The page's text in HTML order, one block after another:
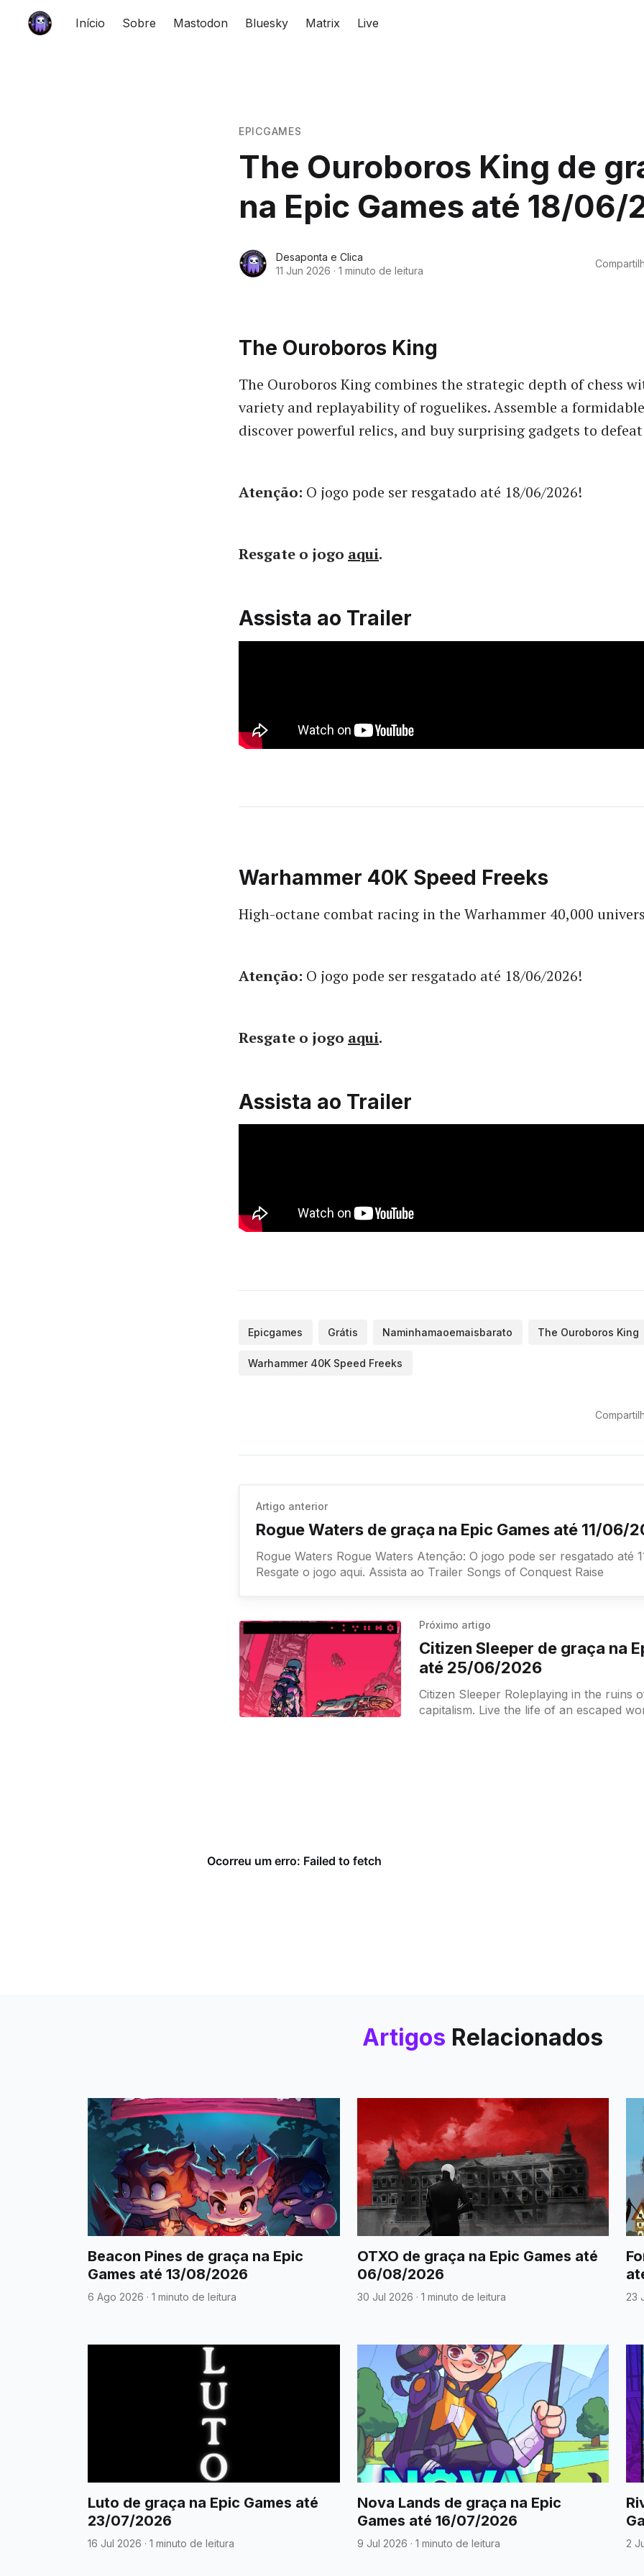
Início Sobre Mastodon Bluesky Matrix Live
EPICGAMES
The Ouroboros King de
na Epic Games até 18/06/
Desaponta e Clica
11 Jun 2026 · 1 minuto de leitura
The Ouroboros King
The Ouroboros King combines the strategic depth of chess
variety and replayability of roguelikes. Assemble a
discover powerful relics, and buy surprising gadgets to
Atenção: O jogo pode ser resgatado até 18/06/2026!
Resgate o jogo aqui.
Assista ao Trailer
Warhammer 40K Speed Freeks
High-octane combat racing in the Warhammer 40,000
Atenção: O jogo pode ser resgatado até 18/06/2026!
Resgate o jogo aqui.
Assista ao Trailer
Epicgames Grátis Naminhamaoemaisbarato The Ouroboros King
Warhammer 40K Speed Freeks
Artigo anterior
Rogue Waters de graça na Epic Games até 11/06/
Rogue Waters Rogue Waters Atenção: O jogo pode ser resgatado até 11/06/2026!
Resgate o jogo aqui. Assista ao Trailer Songs of Conquest Raise
Próximo artigo
Citizen Sleeper de graça na
até 25/06/2026
Citizen Sleeper Roleplaying in the ruins of interplanetary
capitalism. Live the life of an escaped
Artigos Relacionados
Beacon Pines de graça na Epic
Games até 13/08/2026
6 Ago 2026 · 1 minuto de leitura
OTXO de graça na Epic Games até
06/08/2026
30 Jul 2026 · 1 minuto de leitura 23
Luto de graça na Epic Games até
23/07/2026
16 Jul 2026 · 1 minuto de leitura
Nova Lands de graça na Epic
Games até 16/07/2026
9 Jul 2026 · 1 minuto de leitura 2